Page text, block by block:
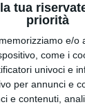
tua
priorità
memorizziamo e/o
come i
univoci e
per annunci e
e contenuti,
02 dic 2025